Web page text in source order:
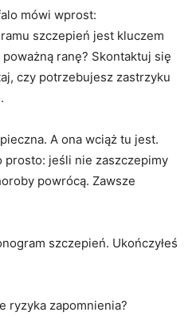
mówi wprost:
szczepień jest kluczem
ranę? Skontaktuj się
czy potrzebujesz zastrzyku
A ona wciąż tu jest.
jeśli nie zaszczepimy
powrócą. Zawsze
szczepień. Ukończyłeś
ryzyka zapomnienia?